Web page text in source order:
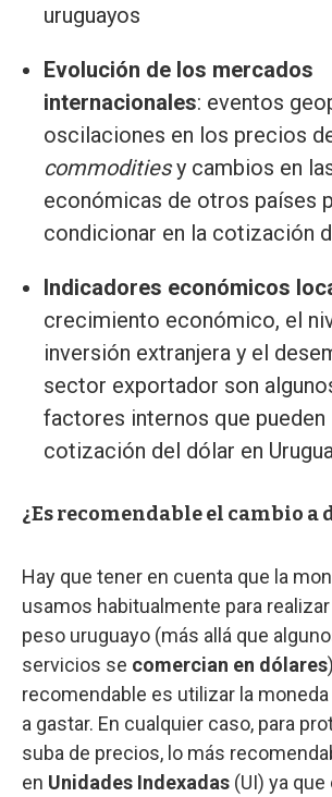
uruguayos
Evolución de los mercados
internacionales: eventos
oscilaciones en los precios
commoditiesy cambios en
económicas de otros países
condicionar en la cotización
Indicadores económicos
crecimiento económico, el
inversión extranjera y el
sector exportador son
factores internos que pueden
cotización del dólar en
¿Es recomendable el cambio a
Hay que tener en cuenta que la
usamos habitualmente para
peso uruguayo (más allá que
servicios se comercian en dólares
recomendable es utilizar la moneda
a gastar. En cualquier caso, para
suba de precios, lo más
en Unidades Indexadas (UI) ya